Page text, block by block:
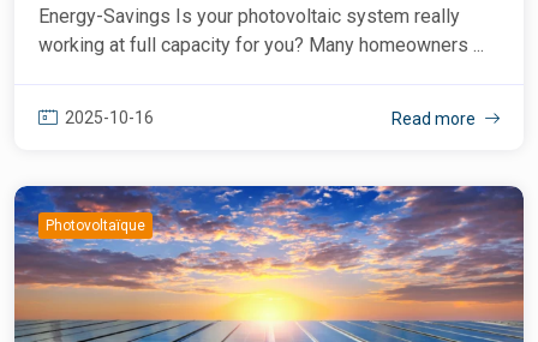
Energy-Savings Is your photovoltaic system really
working at full capacity for you? Many homeowners ...
2025-10-16 Read more
Photovoltaïque